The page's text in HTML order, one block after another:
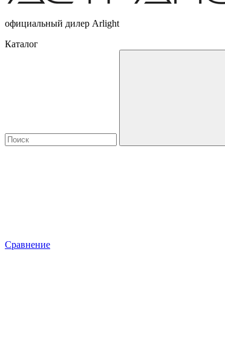
официальный дилер Arlight
Каталог
Сравнение